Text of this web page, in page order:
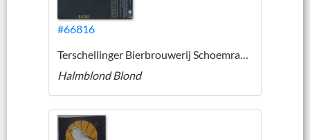
#66816
Terschellinger Bierbrouwerij Schoemrakker
Halmblond Blond